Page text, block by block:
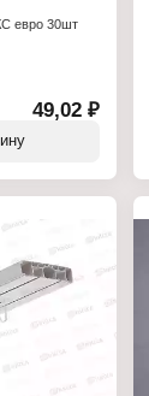
евро 30шт
49,02 ₽